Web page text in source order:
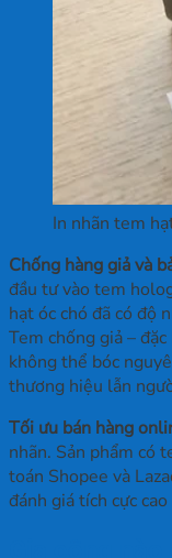
In nhãn tem
Chống hàng giả và
đầu tư vào tem
hạt óc chó đã có độ
Tem chống giả –
không thể bóc
thương hiệu lẫn
Tối ưu bán hàng
nhãn. Sản phẩm có
toán Shopee và
đánh giá tích cực